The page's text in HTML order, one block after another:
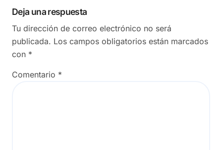
Deja una respuesta
Tu dirección de correo electrónico no será
publicada. Los campos obligatorios están marcados
con *
Comentario *